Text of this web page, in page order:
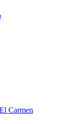
Carmen